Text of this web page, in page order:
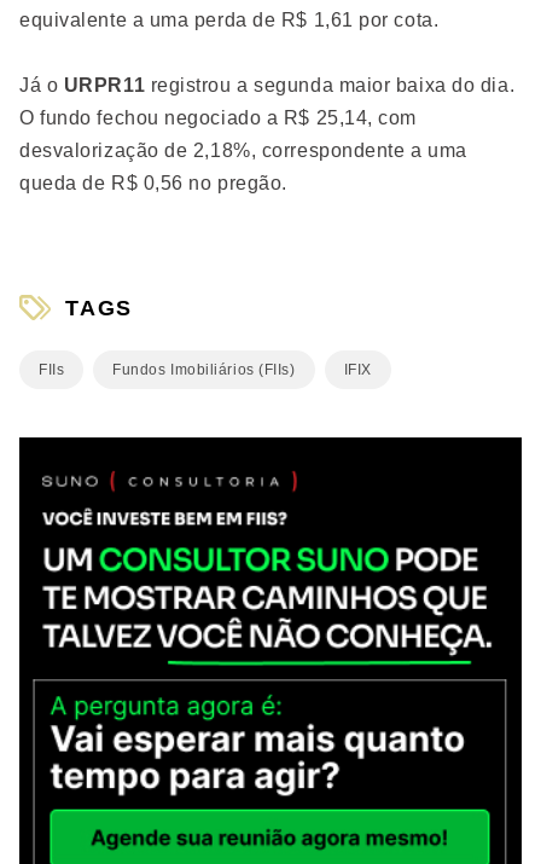
equivalente a uma perda de R$ 1,61 por cota.
Já o URPR11 registrou a segunda maior baixa do dia.
O fundo fechou negociado a R$ 25,14, com
desvalorização de 2,18%, correspondente a uma
queda de R$ 0,56 no pregão.
TAGS
FIIs Fundos Imobiliários (FIIs) IFIX